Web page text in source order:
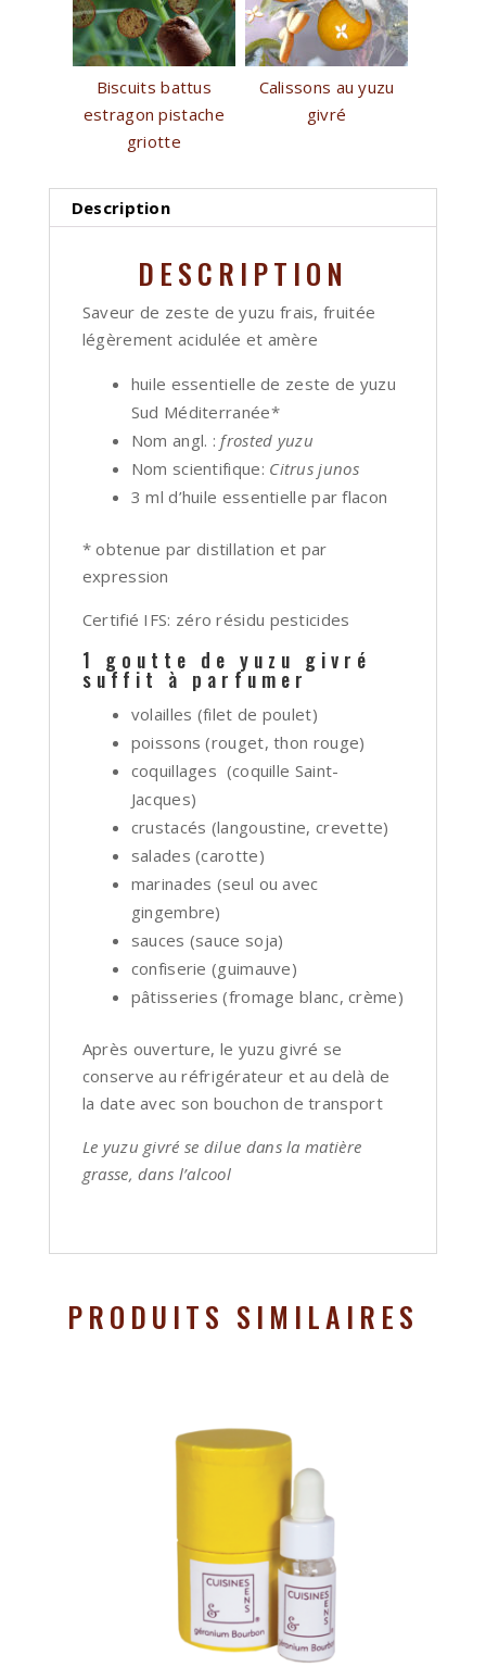
Biscuits battus
estragon pistache
griotte
Calissons au yuzu
givré
Description
DESCRIPTION
Saveur de zeste de yuzu frais, fruitée
légèrement acidulée et amère
huile essentielle de zeste de yuzu
Sud Méditerranée*
Nom angl. :frosted yuzu
Nom scientifique: Citrus junos
3 ml d’huile essentielle par flacon
* obtenue par distillation et par
expression
Certifié IFS: zéro résidu pesticides
1 goutte de yuzu givré
suffit à parfumer
volailles (filet de poulet)
poissons (rouget, thon rouge)
coquillages (coquille Saint-
Jacques)
crustacés (langoustine, crevette)
salades (carotte)
marinades (seul ou avec
gingembre)
sauces (sauce soja)
confiserie (guimauve)
pâtisseries (fromage blanc, crème)
Après ouverture, le yuzu givré se
conserve au réfrigérateur et au delà de
la date avec son bouchon de transport
Le yuzu givré se dilue dans la matière
grasse, dans l’alcool
PRODUITS SIMILAIRES